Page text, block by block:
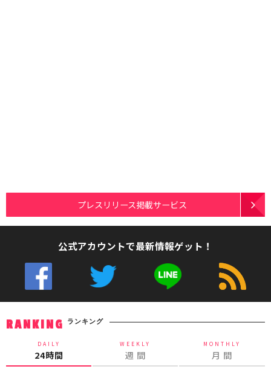
プレスリリース掲載サービス
公式アカウントで最新情報ゲット！
RANKING ランキング
DAILY
24時間
WEEKLY
週 間
MONTHLY
月 間